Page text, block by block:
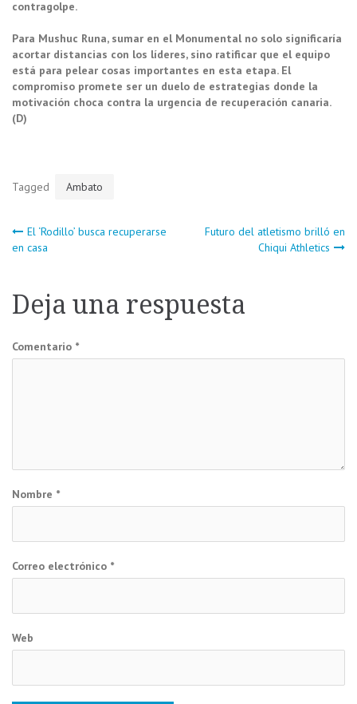
contragolpe.
Para Mushuc Runa, sumar en el Monumental no solo significaría
acortar distancias con los líderes, sino ratificar que el equipo
está para pelear cosas importantes en esta etapa. El
compromiso promete ser un duelo de estrategias donde la
motivación choca contra la urgencia de recuperación canaria.
(D)
Tagged Ambato
Navegación
entradas
El ‘Rodillo’ busca recuperarse
en casa
Futuro del atletismo brilló en
Chiqui Athletics
Deja una respuesta
Comentario *
Nombre *
Correo electrónico *
Web